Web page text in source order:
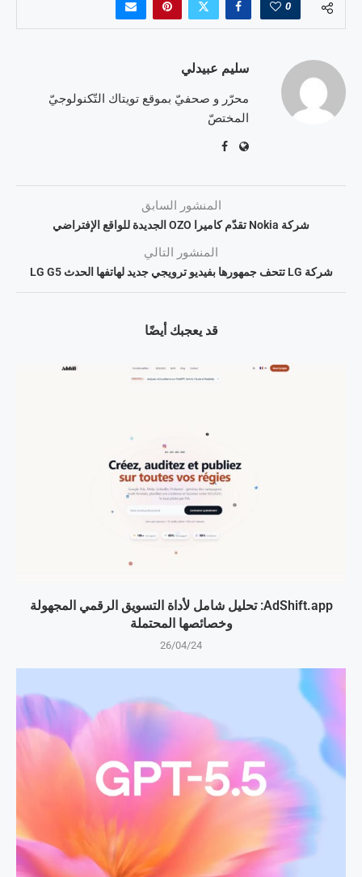
0
سليم عبيدلي
محرّر و صحفيّ بموقع تويتاك التّكنولوجيّ
المختصّ
المنشور السابق
شركة Nokia تقدّم كاميرا OZO الجديدة للواقع الإفتراضي
المنشور التالي
شركة LG تتحف جمهورها بفيديو ترويجي جديد لهاتفها الحدث LG G5
قد يعجبك أيضًا
AdShift.app: تحليل شامل لأداة التسويق الرقمي المجهولة
وخصائصها المحتملة
26/04/24